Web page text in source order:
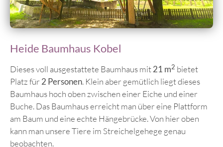
Heide Baumhaus Kobel
Dieses voll ausgestattete Baumhaus mit21 m2 bietet
Platz für 2 Personen. Klein aber gemütlich liegt dieses
Baumhaus hoch oben zwischen einer Eiche und einer
Buche. Das Baumhaus erreicht man über eine Plattform
am Baum und eine echte Hängebrücke. Von hier oben
kann man unsere Tiere im Streichelgehege genau
beobachten.